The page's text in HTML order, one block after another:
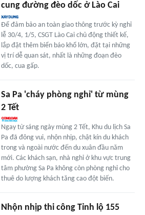
cung đường đèo dốc ở Lào Cai
Để đảm bảo an toàn giao thông trước kỳ nghỉ
lễ 30/4, 1/5, CSGT Lào Cai chủ động thiết kế,
lắp đặt thêm biển báo khổ lớn, đặt tại những
vị trí dễ quan sát, nhất là những đoạn đèo
dốc, cua gấp.
Sa Pa 'cháy phòng nghỉ' từ mùng
2 Tết
Ngay từ sáng ngày mùng 2 Tết, Khu du lịch Sa
Pa đã đông vui, nhộn nhịp, chật kín du khách
trong và ngoài nước đến du xuân đầu năm
mới. Các khách sạn, nhà nghỉ ở khu vực trung
tâm phường Sa Pa không còn phòng nghỉ cho
thuê do lượng khách tăng cao đột biến.
Nhộn nhịp thi công Tỉnh lộ 155